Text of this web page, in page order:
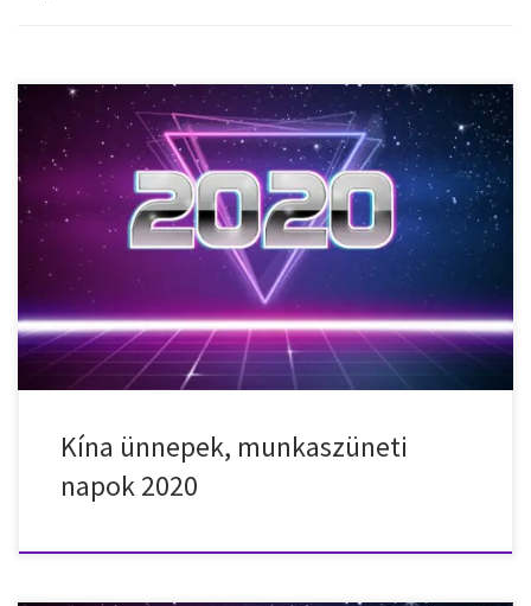
Nemzeti ünnepek, munkaszüneti napok, ünnepnapok Kínában
2020-ban. 2020. január 1. – szerda – Újév 2020. január 24. – péntek
– Tavaszi Fesztivál 2020. január 25. – szombat – Tavaszi Fesztivál
2020. január 26. – vasárnap – Tavaszi Fesztivál 2020. január 27. –
hétfő – Tavaszi Fesztivál 2020. január 28. – […]
Kína ünnepek, munkaszüneti
napok 2020